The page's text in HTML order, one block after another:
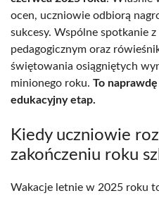
ocen, uczniowie odbiorą
sukcesy. Wspólne spotkanie
pedagogicznym oraz
świętowania osiągniętych
minionego roku. To
edukacyjny etap.
Kiedy uczniowie
zakończeniu roku
Wakacje letnie w 2025 roku